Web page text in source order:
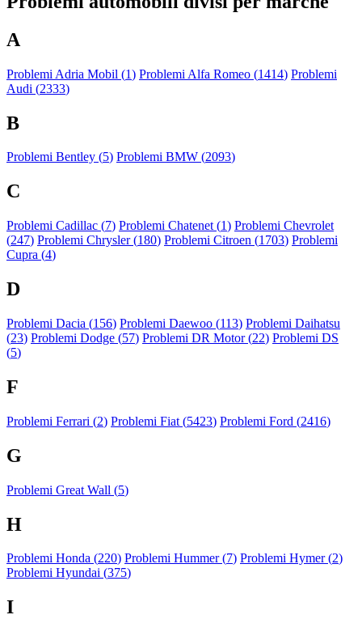
A
Problemi Adria Mobil (1) Problemi Alfa Romeo (1414) Problemi
Audi (2333)
B
Problemi Bentley (5) Problemi BMW (2093)
C
Problemi Cadillac (7) Problemi Chatenet (1) Problemi Chevrolet
(247) Problemi Chrysler (180) Problemi Citroen (1703) Problemi
Cupra (4)
D
Problemi Dacia (156) Problemi Daewoo (113) Problemi Daihatsu
(23) Problemi Dodge (57) Problemi DR Motor (22) Problemi DS
(5)
F
Problemi Ferrari (2) Problemi Fiat (5423) Problemi Ford (2416)
G
Problemi Great Wall (5)
H
Problemi Honda (220) Problemi Hummer (7) Problemi Hymer (2)
Problemi Hyundai (375)
I